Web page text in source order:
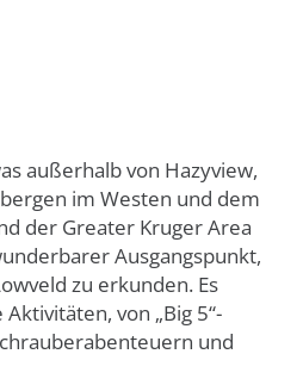
außerhalb von Hazyview,
im Westen und dem
der Greater Kruger Area
Ausgangspunkt,
zu erkunden. Es
von „Big 5“-
und